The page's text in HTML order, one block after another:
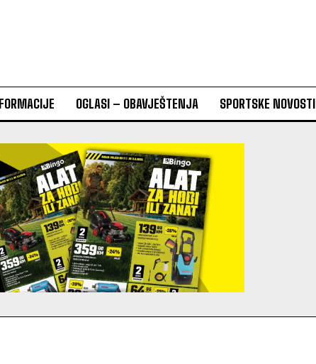
OGLASI – OBAVJEŠTENJA SPORTSKE NOVOSTI